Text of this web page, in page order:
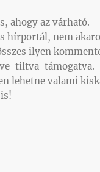
ahogy az várható.
hírportál, nem
ilyen
tiltva-támogatva.
lehetne valami